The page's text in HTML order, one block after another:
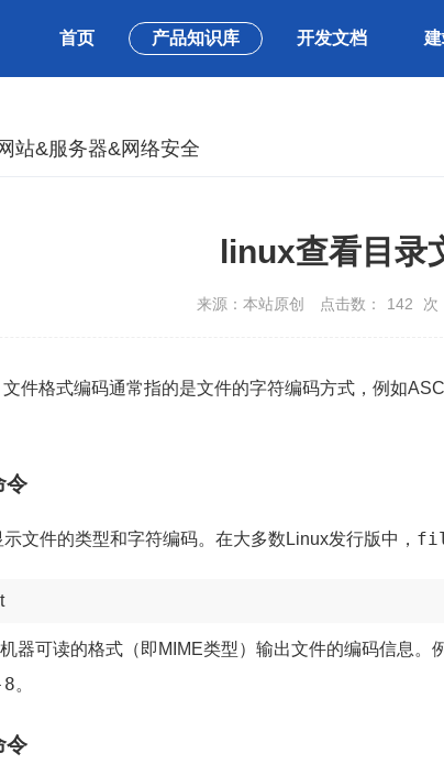
首页 产品知识库 开发文档
网站&服务器&网络安全
linux查看目录
来源：本站原创 点击数： 142 次
件格式编码通常指的是文件的字符编码方式，例如
令
文件的类型和字符编码。在大多数Linux发行版中，
器可读的格式（即MIME类型）输出文件的编码信息。
。
令